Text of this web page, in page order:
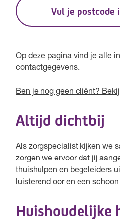
Vul je postcode
Op deze pagina vind je alle
contactgegevens.
Ben je nog geen cliënt?
Altijd dichtbij
Als zorgspecialist kijken we
zorgen we ervoor dat jij
thuishulpen en begeleiders
luisterend oor en een
Huishoudelijke